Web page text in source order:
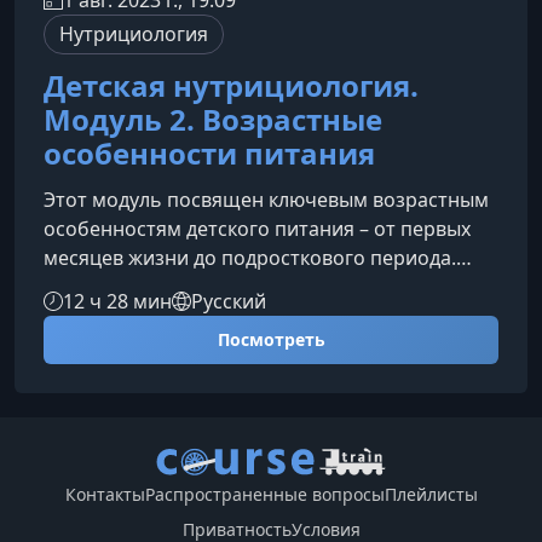
Нутрициология
Детская нутрициология.
Модуль 2. Возрастные
особенности питания
Этот модуль посвящен ключевым возрастным
особенностям детского питания – от первых
месяцев жизни до подросткового периода.
Материал поможет родителям, педагогам и
специалистам выстроить грамотный подход к
формированию рациона, учитывая
меняется не только количественно, но и
качественно на каждом этапе развития.
Организм раст
12 ч 28 мин Русский
Посмотреть
КонтактыРаспространенные вопросыПлейлисты
ПриватностьУсловия